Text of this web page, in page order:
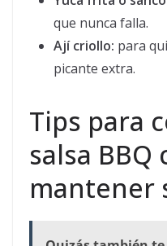
que nunca falla.
Ají criollo: para
picante extra.
Tips para
salsa BBQ
mantener